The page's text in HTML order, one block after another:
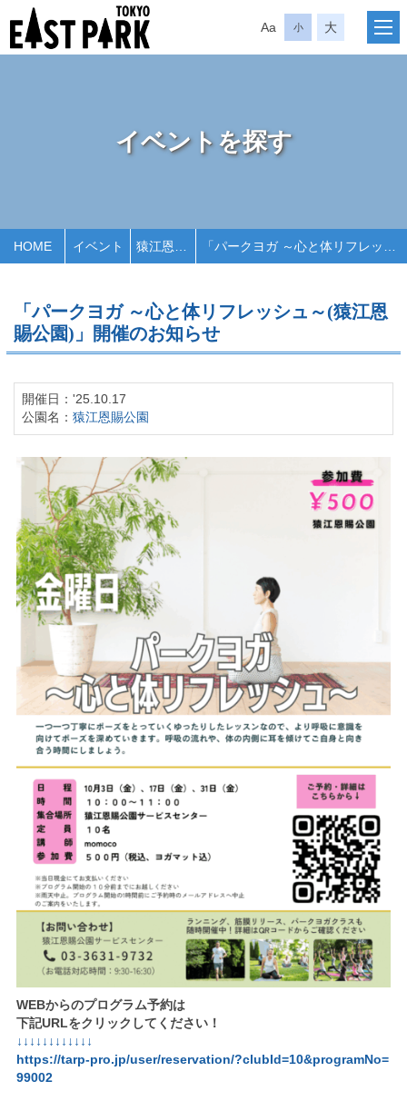
Aa 小 大
イベントを探す
HOME イベント
「パークヨガ ～心と体リフレッシュ～(猿江恩
賜公園)」開催のお知らせ
開催日：'25.10.17
公園名： 猿江恩賜公園
WEBからのプログラム予約は
下記URLをクリックしてください！
↓↓↓↓↓↓↓↓↓↓↓↓
https://tarp-pro.jp/user/reservation/?clubId=10&programNo=
99002